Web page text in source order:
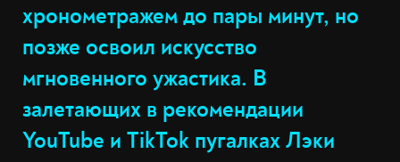
хронометражем до пары минут, но
позже освоил искусство
мгновенного ужастика. В
залетающих в рекомендации
YouTube и TikTok пугалках Лэки